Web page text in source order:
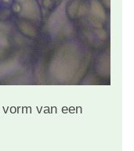
van een